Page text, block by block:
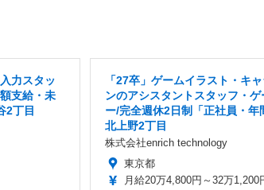
力スタッ
支給・未
2丁目
「27卒」ゲームイラスト・キ
ンのアシスタントスタッフ・
ー/完全週休2日制「正社員・年
北上野2丁目
株式会社enrich technology
東京都
月給20万4,800円～32万1,200